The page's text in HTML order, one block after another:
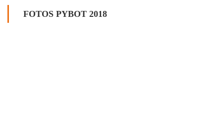
FOTOS PYBOT 2018